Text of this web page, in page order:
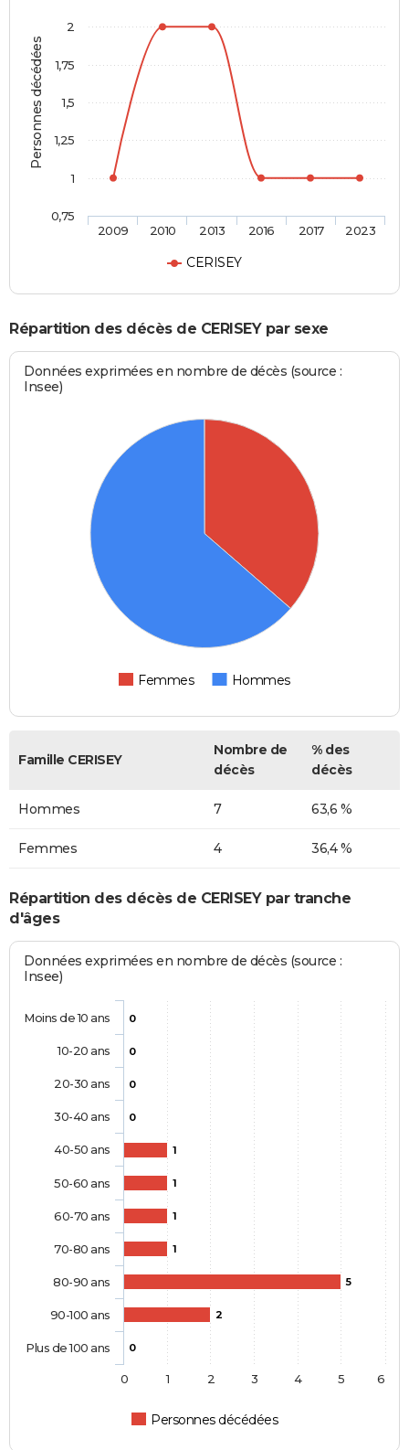
Personnes décédées
CERISEY
2009 2010 2013 2016 2017 2023
0,75
1
1,25
1,5
1,75
2
Répartition des décès de CERISEY par sexe
Données exprimées en nombre de décès (source :
Insee)
Femmes Hommes
Famille CERISEY
Nombre de
décès
% des
décès
Hommes 7 63,6 %
Femmes 4 36,4 %
Répartition des décès de CERISEY par tranche
d'âges
Données exprimées en nombre de décès (source :
Insee)
0
0
0
0
1
1
1
1
5
2
0
Personnes décédées
Moins de 10 ans
10-20 ans
20-30 ans
30-40 ans
40-50 ans
50-60 ans
60-70 ans
70-80 ans
80-90 ans
90-100 ans
Plus de 100 ans
0 1 2 3 4 5 6